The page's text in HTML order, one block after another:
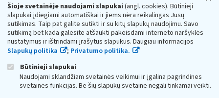
Šioje svetainėje naudojami slapukai(angl. cookies). Būtinieji
slapukai įdiegiami automatiškai ir jiems nėra reikalingas Jūsų
sutikimas. Taip pat galite sutikti ir su kitų slapukų naudojimu. Savo
sutikimą bet kada galėsite atšaukti pakeisdami interneto naršyklės
nustatymus ir ištrindami įrašytus slapukus. Daugiau informacijos
Slapukų politika
; Privatumo politika.
Būtinieji slapukai
Naudojami sklandžiam svetainės veikimui ir įgalina pagrindines
svetainės funkcijas. Be šių slapukų svetainė negali tinkamai veikti.
Respublikos finansų ministerijos
Biudžetinė įstaiga. Juridinio asmens kodas — 188659752,
adresas: Vasario 16-osios g. 14, 01107 Vilnius, Lietuva, el.paštas:
vmi@vmi.lt, E. pristatymo dėžutės adresas 188659752
Duomenys apie Valstybinę mokesčių inspekciją prie Lietuvos
Respublikos finansų ministerijos kaupiami ir saugomi Juridinių